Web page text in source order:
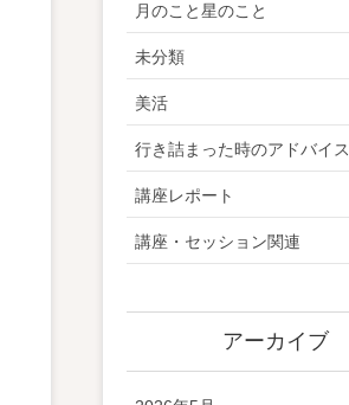
月のこと星のこと
未分類
美活
行き詰まった時のアドバイス
講座レポート
講座・セッション関連
アーカイブ